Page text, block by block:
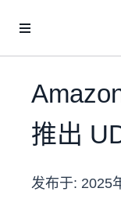
推出
发布于: 2025